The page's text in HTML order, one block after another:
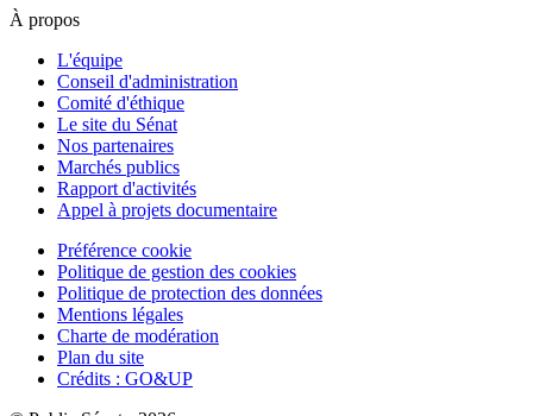
À propos
L'équipe
Conseil d'administration
Comité d'éthique
Le site du Sénat
Nos partenaires
Marchés publics
Rapport d'activités
Appel à projets documentaire
Préférence cookie
Politique de gestion des cookies
Politique de protection des données
Mentions légales
Charte de modération
Plan du site
Crédits : GO&UP